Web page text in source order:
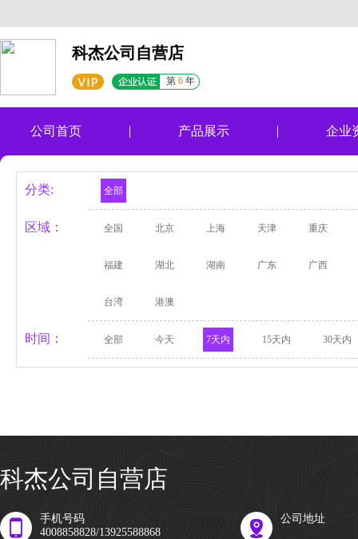
科杰公司自营店
第 6 年
公司首页 产品展示 企业
分类: 全部
区域： 全国 北京 上海 天津 重庆
福建 湖北 湖南 广东 广西
台湾 港澳
时间： 全部 今天 7天内 15天内 30天内
科杰公司自营店
手机号码
4008858828/13925588868
公司地址